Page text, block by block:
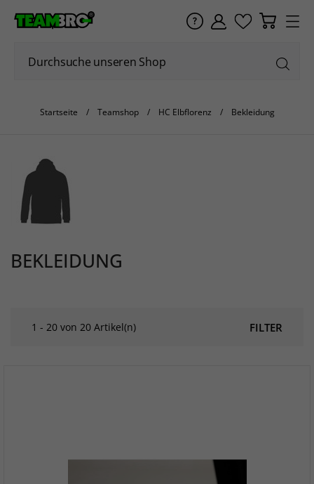
Startseite Teamshop HC Elbflorenz Bekleidung
BEKLEIDUNG
FILTER
1 - 20 von 20 Artikel(n)